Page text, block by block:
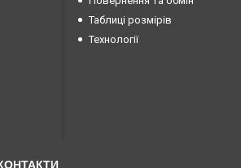
Таблиці розмірів
Технології